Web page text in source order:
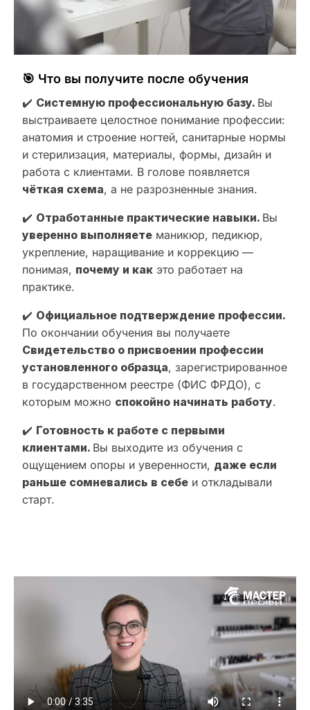
🎯 Что вы получите после обучения
✔️ Системную профессиональную базу. Вы
выстраиваете целостное понимание профессии:
анатомия и строение ногтей, санитарные нормы
и стерилизация, материалы, формы, дизайн и
работа с клиентами. В голове появляется
чёткая схема, а не разрозненные знания.
✔️ Отработанные практические навыки. Вы
уверенно выполняете маникюр, педикюр,
укрепление, наращивание и коррекцию —
понимая, почему и как это работает на
практике.
✔️ Официальное подтверждение профессии.
По окончании обучения вы получаете
Свидетельство о присвоении профессии
установленного образца, зарегистрированное
в государственном реестре (ФИС ФРДО), с
которым можно спокойно начинать работу.
✔️ Готовность к работе с первыми
клиентами. Вы выходите из обучения с
ощущением опоры и уверенности, даже если
раньше сомневались в себе и откладывали
старт.